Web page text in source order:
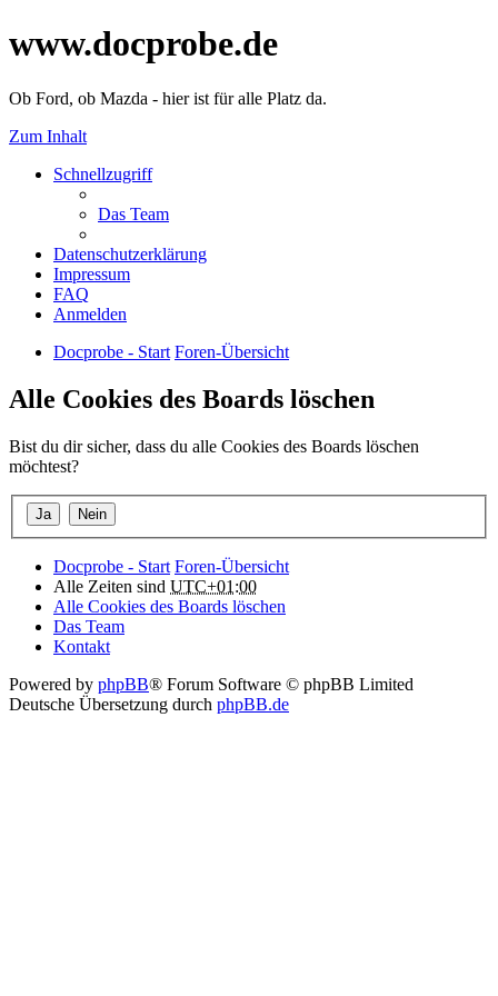
www.docprobe.de
Ob Ford, ob Mazda - hier ist für alle Platz da.
Zum Inhalt
Schnellzugriff
Das Team
Datenschutzerklärung
Impressum
FAQ
Anmelden
Docprobe - Start Foren-Übersicht
Alle Cookies des Boards löschen
Bist du dir sicher, dass du alle Cookies des Boards löschen
möchtest?
Docprobe - Start Foren-Übersicht
Alle Zeiten sind UTC+01:00
Alle Cookies des Boards löschen
Das Team
Kontakt
Powered by phpBB® Forum Software © phpBB Limited
Deutsche Übersetzung durch phpBB.de